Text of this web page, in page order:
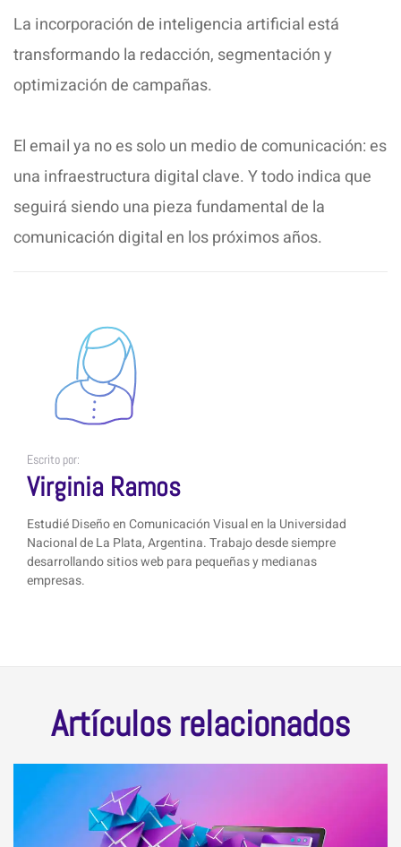
La incorporación de inteligencia artificial está
transformando la redacción, segmentación y
optimización de campañas.
El email ya no es solo un medio de comunicación: es
una infraestructura digital clave. Y todo indica que
seguirá siendo una pieza fundamental de la
comunicación digital en los próximos años.
Escrito por:
Virginia Ramos
Estudié Diseño en Comunicación Visual en la Universidad
Nacional de La Plata, Argentina. Trabajo desde siempre
desarrollando sitios web para pequeñas y medianas
empresas.
Artículos relacionados